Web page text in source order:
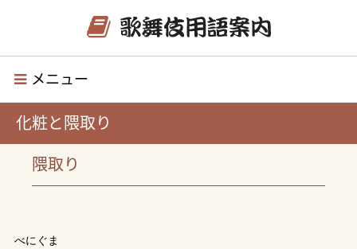
メニュー
化粧と隈取り
隈取り
べにぐま